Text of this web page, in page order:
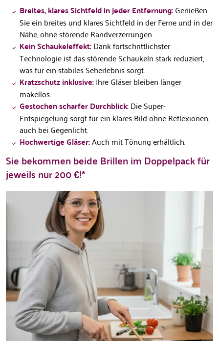
Breites, klares Sichtfeld in jeder Entfernung:Genießen
Sie ein breites und klares Sichtfeld in der Ferne und in der
Nähe, ohne störende Randverzerrungen.
Kein Schaukeleffekt:Dank fortschrittlichster
Technologie ist das störende Schaukeln stark reduziert,
was für ein stabiles Seherlebnis sorgt.
Kratzschutz inklusive:Ihre Gläser bleiben länger
makellos.
Gestochen scharfer Durchblick:Die Super-
Entspiegelung sorgt für ein klares Bild ohne Reflexionen,
auch bei Gegenlicht.
Hochwertige Gläser:Auch mit Tönung erhältlich.
Sie bekommen beide Brillen im Doppelpack für
jeweils nur 200 €!*